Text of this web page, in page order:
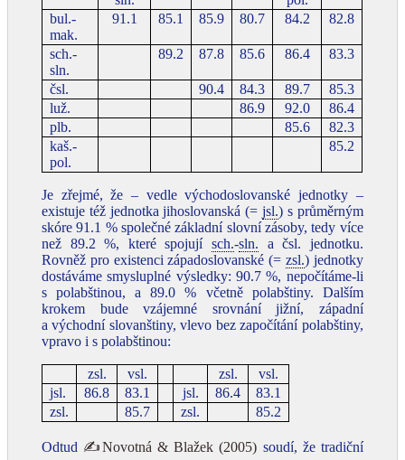
bul.-
mak.
91.1 85.1 85.9 80.7 84.2 82.8
sch.-
sln.
89.2 87.8 85.6 86.4 83.3
čsl. 90.4 84.3 89.7
85.3
luž.
86.9 92.0
86.4
plb.
85.6
82.3
kaš.-
pol.
85.2
Je zřejmé, že – vedle východoslovanské jednotky –
existuje též jednotka jihoslovanská (=jsl.) s průměrným
skóre 91.1 % společné základní slovní zásoby, tedy více
než 89.2 %, které spojují sch.-sln. a čsl. jednotku.
Rovněž pro existenci západoslovanské (= zsl.) jednotky
dostáváme smysluplné výsledky: 90.7 %, nepočítáme-li
s polabštinou, a 89.0 % včetně polabštiny. Dalším
krokem bude vzájemné srovnání jižní, západní
a východní slovanštiny, vlevo bez započítání polabštiny,
vpravo i s polabštinou:
zsl. vsl. zsl.
vsl.
jsl.
86.8 83.1 jsl. 86.4
83.1
zsl.
85.7 zsl. 85.2
Odtud ✍Novotná & Blažek (2005) soudí, že tradiční